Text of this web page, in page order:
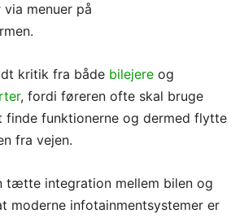
menuer på
kritik fra både bilejere og
, fordi føreren ofte skal bruge
funktionerne og dermed flytte
fra vejen.
tætte integration mellem bilen og
moderne infotainmentsystemer er